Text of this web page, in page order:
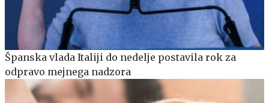
Španska vlada Italiji do nedelje postavila rok za
odpravo mejnega nadzora